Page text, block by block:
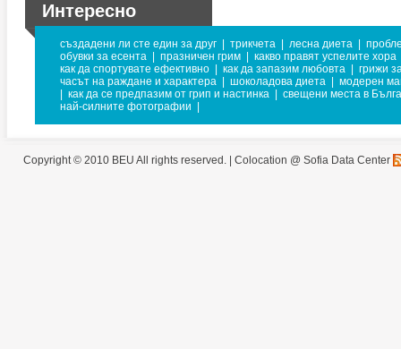
Интересно
създадени ли сте един за друг трикчета лесна диета
обувки за есента
празничен грим
какво правят успелите хора
как да спортувате ефективно
как да запазим любовта
грижи
часът на раждане и характера
шоколадова диета
модерен
как да се предпазим от грип и настинка
свещени места в
най-силните фотографии
Copyright © 2010 BEU All rights reserved. | Colocation @ Sofia Data Center